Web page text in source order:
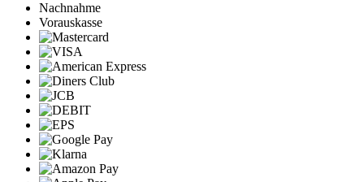
Nachnahme
Vorauskasse